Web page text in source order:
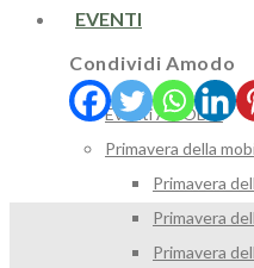
EVENTI
Eventi AMODO
Primavera della
Primavera
Primavera
Primavera
Condividi Amodo